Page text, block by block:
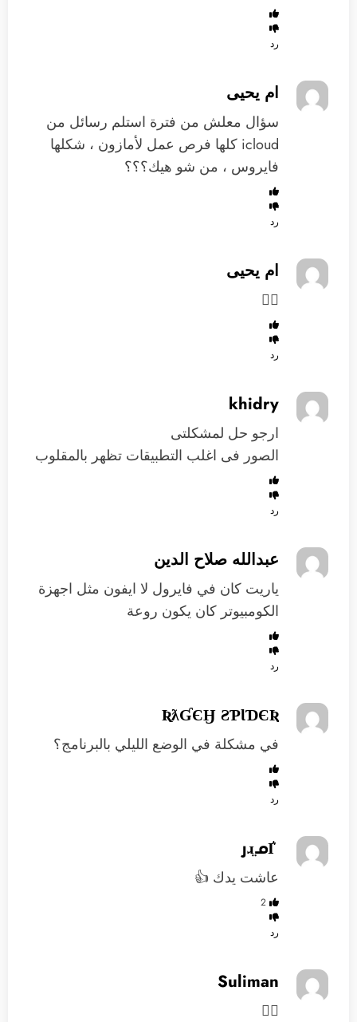
رد
ام يحيى
سؤال معلش من فترة استلم رسائل من
icloud كلها فرص عمل لأمازون ، شكلها
فايروس ، من شو هيك؟؟؟
رد
ام يحيى
👍🏻
رد
khidry
ارجو حل لمشكلتى
الصور فى اغلب التطبيقات تظهر بالمقلوب
رد
عبدالله صلاح الدين
ياريت كان في فايرول لا ايفون مثل اجهزة
الكومبيوتر كان يكون روعة
رد
ƦƛƓЄӇ ƧƤƖƊЄƦ
في مشكلة في الوضع الليلي بالبرنامج؟
رد
‏ ȷɹ̤ᓄІ͛
عاشت يدك 👍
2
رد
Suliman
👍🏽